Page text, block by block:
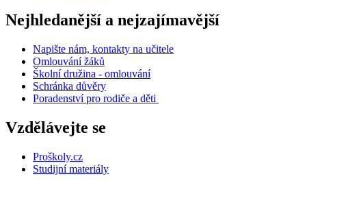
Nejhledanější a nejzajímavější
Napište nám, kontakty na učitele
Omlouvání žáků
Školní družina - omlouvání
Schránka důvěry
Poradenství pro rodiče a děti
Vzdělávejte se
Proškoly.cz
Studijní materiály